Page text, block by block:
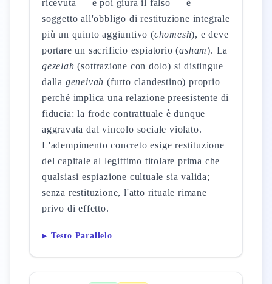
ricevuta — e poi giura il falso — è
soggetto all'obbligo di restituzione integrale
più un quinto aggiuntivo (chomesh), e deve
portare un sacrificio espiatorio (asham). La
gezelah (sottrazione con dolo) si distingue
dalla geneivah (furto clandestino) proprio
perché implica una relazione preesistente di
fiducia: la frode contrattuale è dunque
aggravata dal vincolo sociale violato.
L'adempimento concreto esige restituzione
del capitale al legittimo titolare prima che
qualsiasi espiazione cultuale sia valida;
senza restituzione, l'atto rituale rimane
privo di effetto.
Testo Parallelo